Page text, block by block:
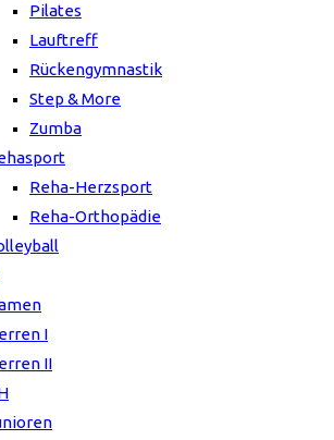
Pilates
Lauftreff
Rückengymnastik
Step & More
Zumba
Reha-Herzsport
Reha-Orthopädie
I
II